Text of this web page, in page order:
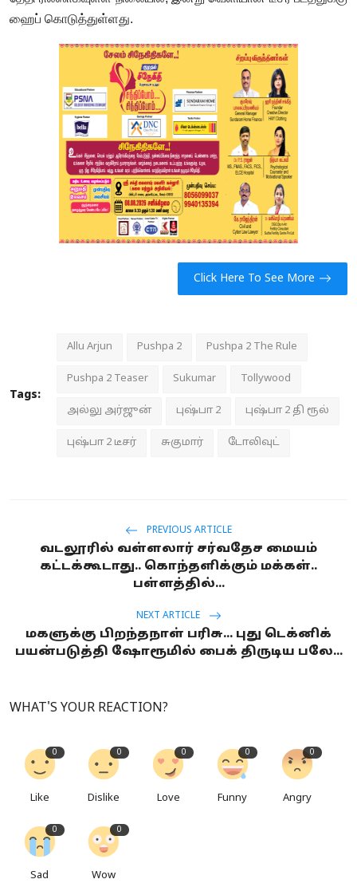
ஹைப் கொடுத்துள்ளது.
Click Here To See More
Tags:
Allu Arjun Pushpa 2 Pushpa 2 The Rule
Pushpa 2 Teaser Sukumar Tollywood
அல்லு அர்ஜுன் புஷ்பா 2 புஷ்பா 2 தி ரூல்
புஷ்பா 2 டீசர் சுகுமார் டோலிவுட்
PREVIOUS ARTICLE
வடலூரில் வள்ளலார் சர்வதேச மையம்
கட்டக்கூடாது.. கொந்தளிக்கும் மக்கள்..
பள்ளத்தில்...
NEXT ARTICLE
மகளுக்கு பிறந்தநாள் பரிசு... புது டெக்னிக்
பயன்படுத்தி ஷோரூமில் பைக் திருடிய பலே...
WHAT'S YOUR REACTION?
0
Like
0
Dislike
0
Love
0
Funny
0
Angry
0
Sad
0
Wow